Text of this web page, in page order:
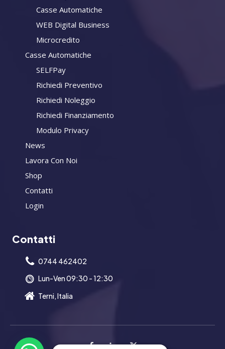
Casse Automatiche
WEB Digital Business
Microcredito
Casse Automatiche
SELFPay
Richiedi Preventivo
Richiedi Noleggio
Richiedi Finanziamento
Modulo Privacy
News
Lavora Con Noi
Shop
Contatti
Login
Contatti
0744 462402
Lun-Ven 09:30 - 12:30
Terni, Italia